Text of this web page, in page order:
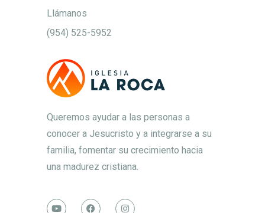
Llámanos
(954) 525-5952
Queremos ayudar a las personas a
conocer a Jesucristo y a integrarse a su
familia, fomentar su crecimiento hacia
una madurez cristiana.